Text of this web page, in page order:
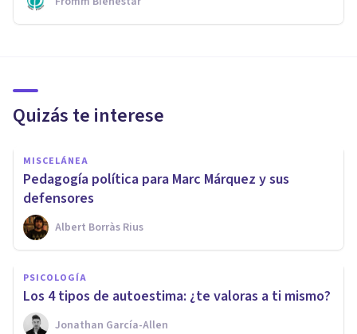
Quizás te interese
MISCELÁNEA
Pedagogía política para Marc Márquez y sus
defensores
Albert Borràs Rius
PSICOLOGÍA
Los 4 tipos de autoestima: ¿te valoras a ti mismo?
Jonathan García-Allen